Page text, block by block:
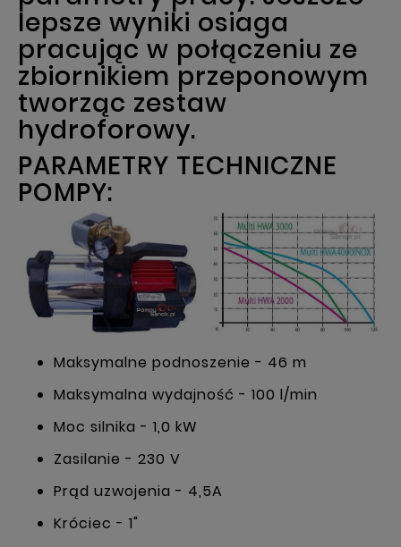
lepsze wyniki osiaga
pracując w połączeniu ze
zbiornikiem przeponowym
tworząc zestaw
hydroforowy.
PARAMETRY TECHNICZNE
POMPY:
Maksymalne podnoszenie - 46 m
Maksymalna wydajność - 100 l/min
Moc silnika - 1,0 kW
Zasilanie - 230 V
Prąd uzwojenia - 4,5A
Króciec - 1"